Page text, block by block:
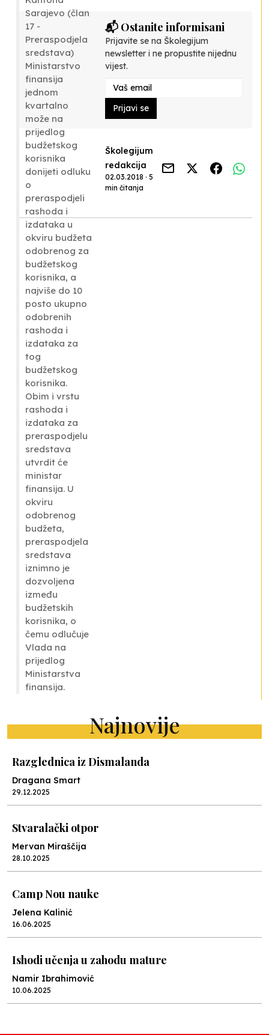
Sarajevo (član
17 -
Preraspodjela
sredstava)
Ministarstvo
finansija
jednom
kvartalno
može na
prijedlog
budžetskog
korisnika
donijeti odluku
o
preraspodjeli
rashoda i
izdataka u
okviru budžeta
odobrenog za
budžetskog
korisnika, a
najviše do 10
posto ukupno
odobrenih
rashoda i
izdataka za
tog
budžetskog
korisnika.
Obim i vrstu
rashoda i
izdataka za
preraspodjelu
sredstava
utvrdit će
ministar
finansija. U
okviru
odobrenog
budžeta,
preraspodjela
sredstava
iznimno je
dozvoljena
između
budžetskih
korisnika, o
čemu odlučuje
Vlada na
prijedlog
Ministarstva
finansija.
📬 Ostanite informisani
Prijavite se na Školegijum
newsletter i ne propustite nijednu
vijest.
Prijavi se
Školegijum
redakcija
02.03.2018 · 5
min čitanja
Najnovije
Razglednica iz Dismalanda
Dragana Smart
29.12.2025
Stvaralački otpor
Mervan Miraščija
28.10.2025
Camp Nou nauke
Jelena Kalinić
16.06.2025
Ishodi učenja u zahodu mature
Namir Ibrahimović
10.06.2025